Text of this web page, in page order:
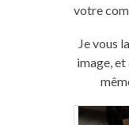
votre
Je vous
image,